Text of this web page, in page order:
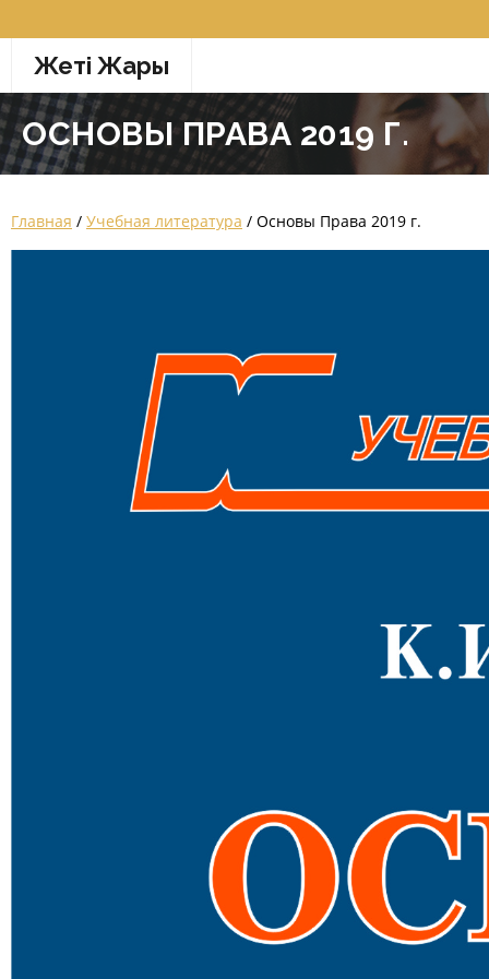
к
содержимому
Жетi Жарғы
ОСНОВЫ ПРАВА 2019 Г.
Главная / Учебная литература / Основы Права 2019 г.